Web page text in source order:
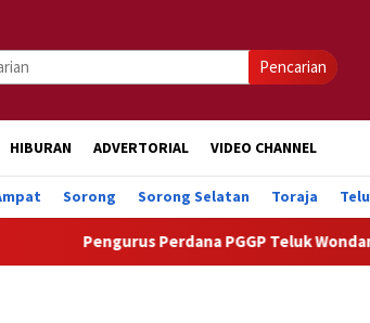
Pencarian
HIBURAN ADVERTORIAL VIDEO CHANNEL
Sorong Sorong Selatan Toraja
Pengurus Perdana PGGP Teluk Wondama